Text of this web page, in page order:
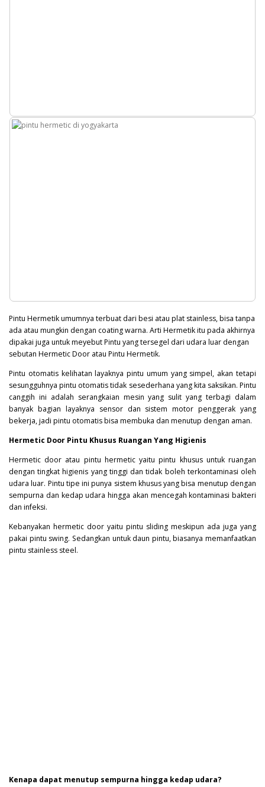
Pintu Hermetik umumnya terbuat dari besi atau plat stainless, bisa tanpa
ada atau mungkin dengan coating warna. Arti Hermetik itu pada akhirnya
dipakai juga untuk meyebut Pintu yang tersegel dari udara luar dengan
sebutan Hermetic Door atau Pintu Hermetik.
Pintu otomatis kelihatan layaknya pintu umum yang simpel, akan tetapi
sesungguhnya pintu otomatis tidak sesederhana yang kita saksikan. Pintu
canggih ini adalah serangkaian mesin yang sulit yang terbagi dalam
banyak bagian layaknya sensor dan sistem motor penggerak yang
bekerja, jadi pintu otomatis bisa membuka dan menutup dengan aman.
Hermetic Door Pintu Khusus Ruangan Yang Higienis
Hermetic door atau pintu hermetic yaitu pintu khusus untuk ruangan
dengan tingkat higienis yang tinggi dan tidak boleh terkontaminasi oleh
udara luar. Pintu tipe ini punya sistem khusus yang bisa menutup dengan
sempurna dan kedap udara hingga akan mencegah kontaminasi bakteri
dan infeksi.
Kebanyakan hermetic door yaitu pintu sliding meskipun ada juga yang
pakai pintu swing. Sedangkan untuk daun pintu, biasanya memanfaatkan
pintu stainless steel.
Kenapa dapat menutup sempurna hingga kedap udara?